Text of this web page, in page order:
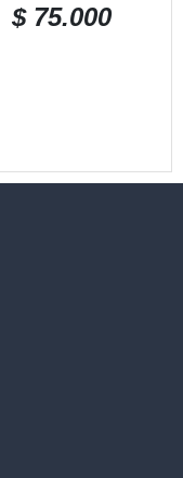
$75.000